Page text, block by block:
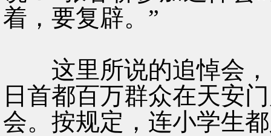
着，要复辟。”
这里所说的追悼会，
日首都百万群众在天安
会。按规定，连小学生